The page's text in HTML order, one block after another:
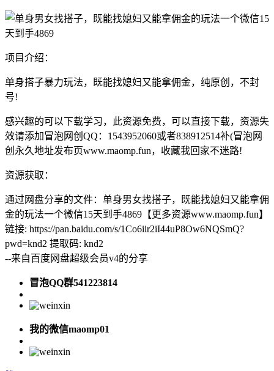
项目介绍：
单身搭子暴力玩法，既能找媳妇又能拿佣金，纯原创，不封
号!
感兴趣的可以下载学习，此资源免费，可以直接下载，资源失
效请添加冒泡网创QQ：1543952060或者838912514补(冒泡网
创永久地址发布页www.maomp.fun，收藏我回家不迷路!
资源获取：
通过网盘分享的文件：单身男女找搭子，既能找媳妇又能拿佣
金的玩法一个微信15天到手4869【更多资源www.maomp.fun】
链接: https://pan.baidu.com/s/1Co6iir2iI44uP8Ow6NQSmQ?
pwd=knd2 提取码: knd2
--来自百度网盘超级会员v4的分享
冒泡QQ群541223814
我的微信maomp01